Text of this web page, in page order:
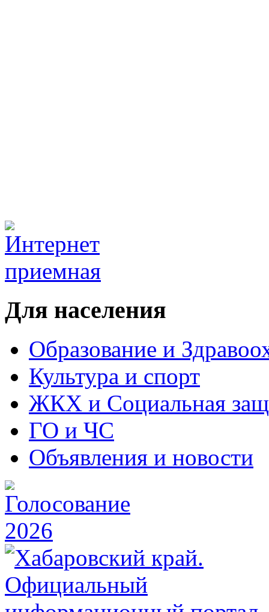
Для населения
Образование и
Культура и спорт
ЖКХ и Социальная
ГО и ЧС
Объявления и новости